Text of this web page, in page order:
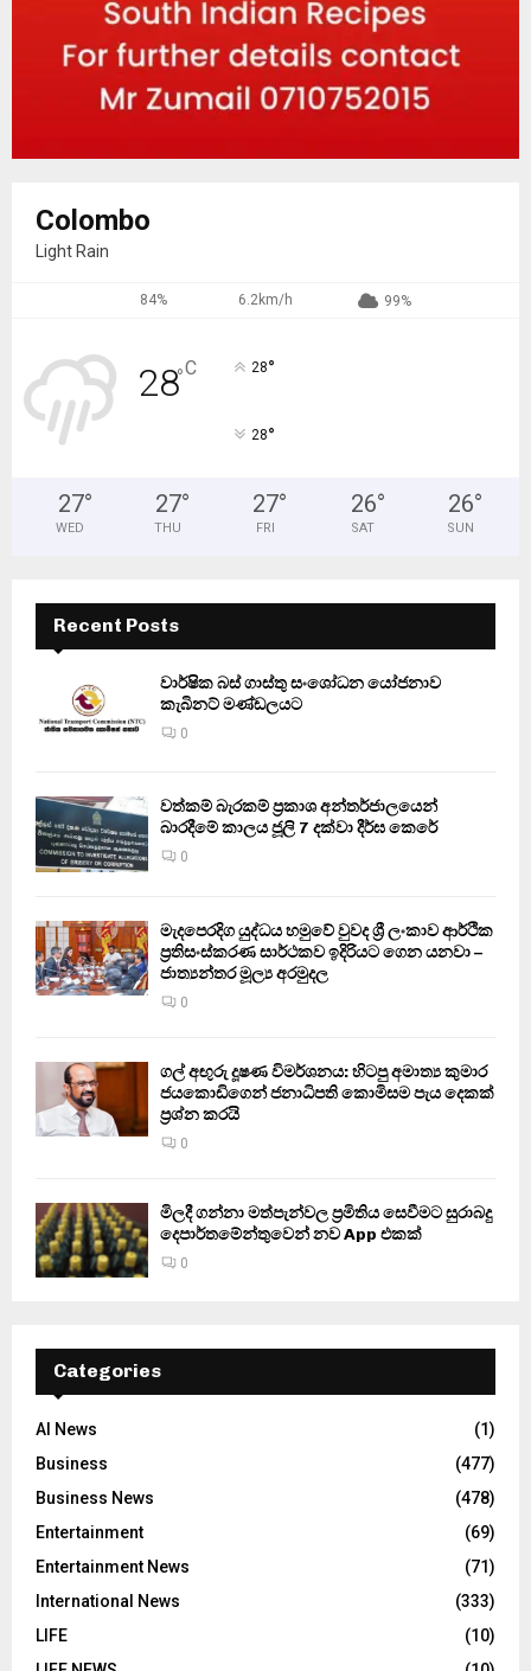
Colombo
Light Rain
84% 6.2km/h 99%
28°C 28°
28°
27°
WED
27°
THU
27°
FRI
26°
SAT
26°
SUN
Recent Posts
වාර්ෂික බස් ගාස්තු සංශෝධන යෝජනාව
කැබිනට් මණ්ඩලයට
0
වත්කම් බැරකම් ප්‍රකාශ අන්තර්ජාලයෙන්
බාරදීමේ කාලය ජූලි 7 දක්වා දීර්ඝ කෙරේ
0
මැදපෙරදිග යුද්ධය හමුවේ වුවද ශ්‍රී ලංකාව ආර්ථික
ප්‍රතිසංස්කරණ සාර්ථකව ඉදිරියට ගෙන යනවා –
ජාත්‍යන්තර මූල්‍ය අරමුදල
0
ගල් අඟුරු දූෂණ විමර්ශනය: හිටපු අමාත්‍ය කුමාර
ජයකොඩිගෙන් ජනාධිපති කොමිසම පැය දෙකක්
ප්‍රශ්න කරයි
0
මිලදී ගන්නා මත්පැන්වල ප්‍රමිතිය සෙවීමට සුරාබදු
දෙපාර්තමේන්තුවෙන් නව App එකක්
0
Categories
AI News
(1)
Business
(477)
Business News
(478)
Entertainment
(69)
Entertainment News
(71)
International News
(333)
LIFE
(10)